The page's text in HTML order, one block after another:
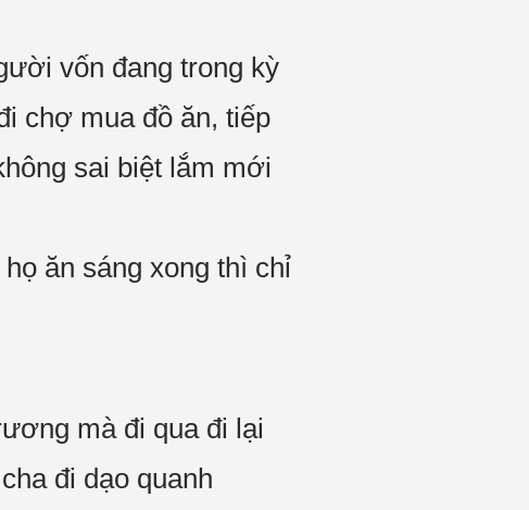
vốn đang trong kỳ
chợ mua đồ ăn, tiếp
sai biệt lắm mới
ăn sáng xong thì chỉ
mà đi qua đi lại
đi dạo quanh